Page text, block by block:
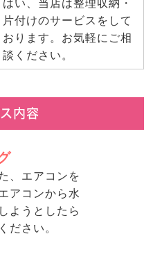
はい、当店は整理収納・
片付けのサービスをして
おります。お気軽にご相
談ください。
内容
グ
、エアコンを
アコンから水
ようとしたら
ださい。